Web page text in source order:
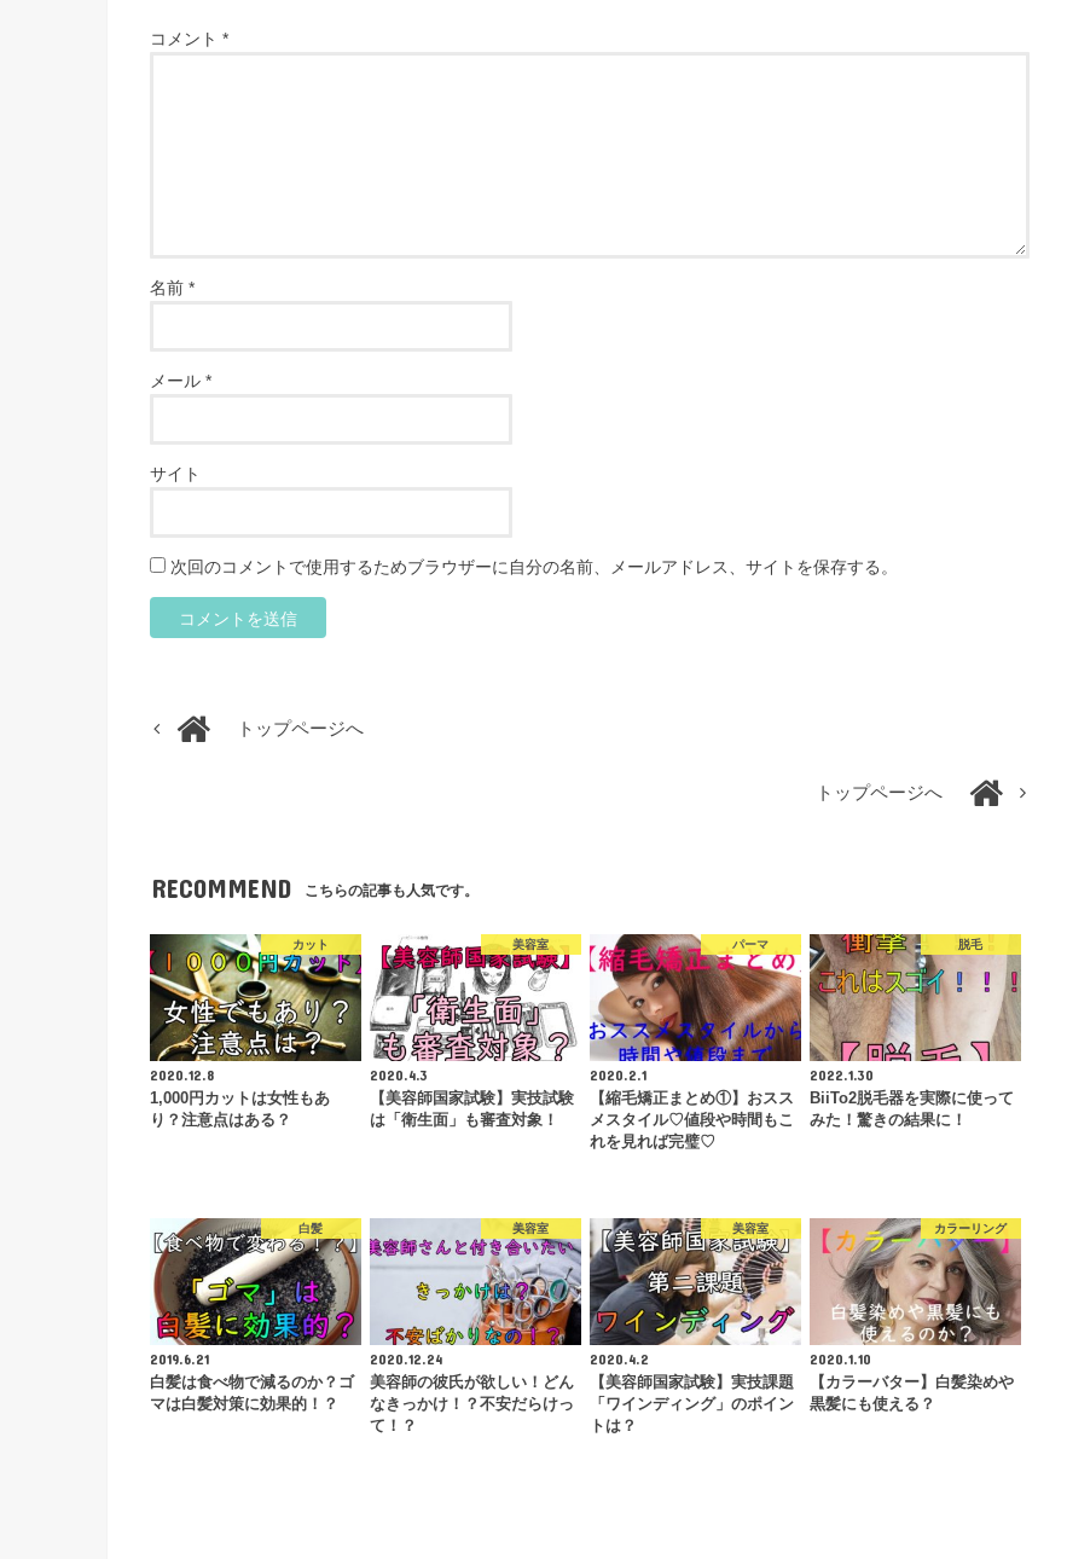
コメント *
名前 *
メール *
サイト
次回のコメントで使用するためブラウザーに自分の名前、メールアドレス、サイトを保存する。
トップページへ
トップページへ
RECOMMEND こちらの記事も人気です。
カット
2020.12.8
1,000円カットは女性もあ
り？注意点はある？
美容室
2020.4.3
【美容師国家試験】実技試験
は「衛生面」も審査対象！
パーマ
2020.2.1
【縮毛矯正まとめ①】おスス
メスタイル♡値段や時間もこ
れを見れば完璧♡
脱毛
2022.1.30
BiiTo2脱毛器を実際に使って
みた！驚きの結果に！
白髪
2019.6.21
白髪は食べ物で減るのか？ゴ
マは白髪対策に効果的！？
美容室
2020.12.24
美容師の彼氏が欲しい！どん
なきっかけ！？不安だらけっ
て！？
美容室
2020.4.2
【美容師国家試験】実技課題
「ワインディング」のポイン
トは？
カラーリング
2020.1.10
【カラーバター】白髪染めや
黒髪にも使える？